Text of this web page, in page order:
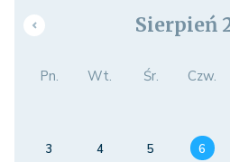
Sierpień
Pn. Wt. Śr. Czw.
3
4 5 6